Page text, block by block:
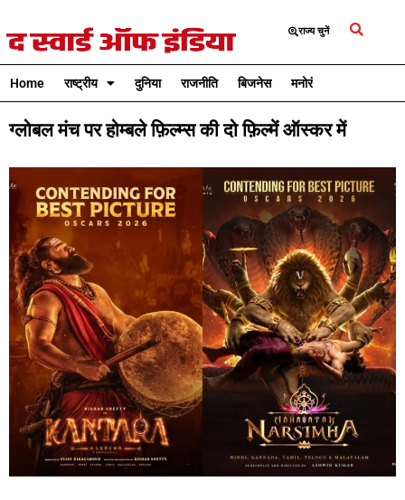
राज्य चुनें
Home राष्ट्रीय दुनिया राजनीति बिजनेस मनोरंजन
ग्लोबल मंच पर होम्बले फ़िल्म्स की दो फ़िल्में ऑस्कर में